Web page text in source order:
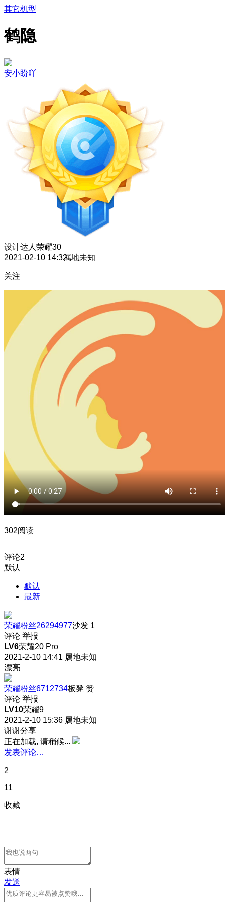
其它机型
鹤隐
安小盼吖
设计达人 荣耀30
2021-02-10 14:32属地未知
关注
302阅读
评论2
默认
默认
最新
荣耀粉丝26294977沙发 1
评论 举报
LV6荣耀20 Pro
2021-2-10 14:41 属地未知
漂亮
荣耀粉丝6712734板凳 赞
评论 举报
LV10荣耀9
2021-2-10 15:36 属地未知
谢谢分享
正在加载, 请稍候...
发表评论…
2
11
收藏
表情
发送